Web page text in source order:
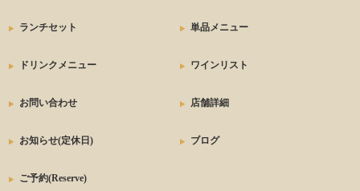
ランチセット 単品メニュー
ドリンクメニュー ワインリスト
お問い合わせ 店舗詳細
お知らせ(定休日) ブログ
ご予約(Reserve)